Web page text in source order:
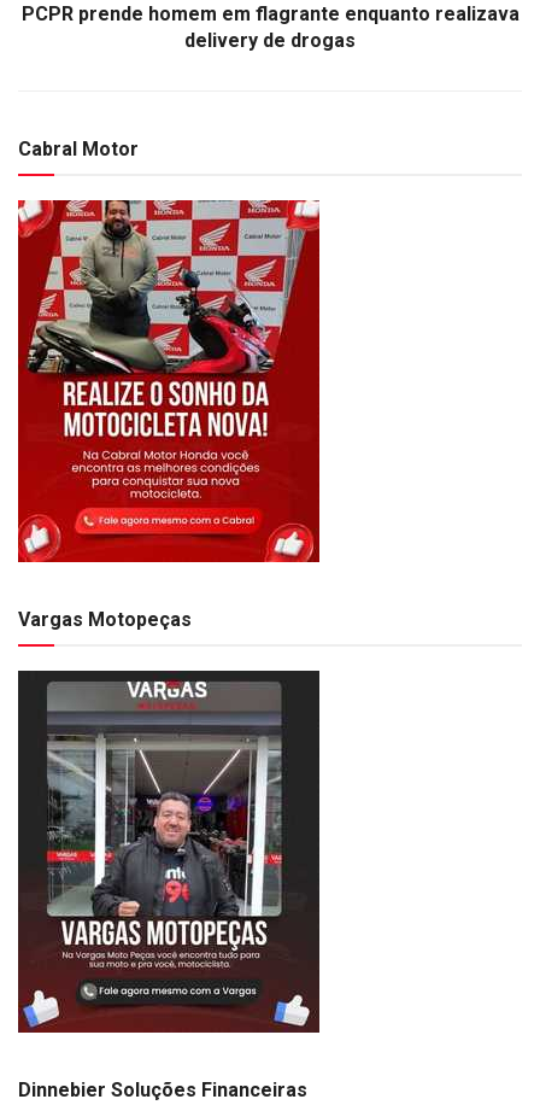
PCPR prende homem em flagrante enquanto realizava
delivery de drogas
Cabral Motor
Vargas Motopeças
Dinnebier Soluções Financeiras